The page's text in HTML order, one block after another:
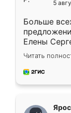
5
Больше
Елены
короткие
для
предложил
Читать